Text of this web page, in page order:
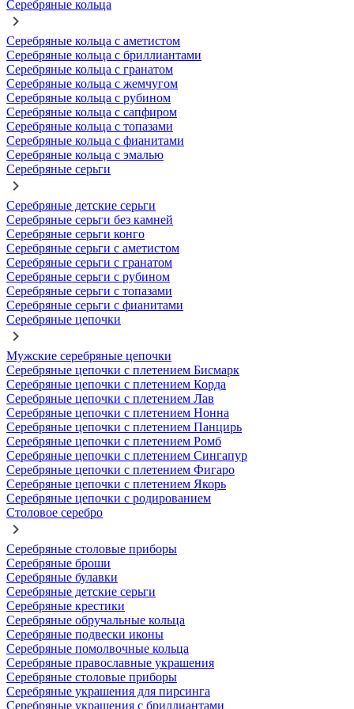
Серебряные кольца
Серебряные кольца с аметистом
Серебряные кольца с бриллиантами
Серебряные кольца с гранатом
Серебряные кольца с жемчугом
Серебряные кольца с рубином
Серебряные кольца с сапфиром
Серебряные кольца с топазами
Серебряные кольца с фианитами
Серебряные кольца с эмалью
Серебряные серьги
Серебряные детские серьги
Серебряные серьги без камней
Серебряные серьги конго
Серебряные серьги с аметистом
Серебряные серьги с гранатом
Серебряные серьги с рубином
Серебряные серьги с топазами
Серебряные серьги с фианитами
Серебряные цепочки
Мужские серебряные цепочки
Серебряные цепочки с плетением Бисмарк
Серебряные цепочки с плетением Корда
Серебряные цепочки с плетением Лав
Серебряные цепочки с плетением Нонна
Серебряные цепочки с плетением Панцирь
Серебряные цепочки с плетением Ромб
Серебряные цепочки с плетением Сингапур
Серебряные цепочки с плетением Фигаро
Серебряные цепочки с плетением Якорь
Серебряные цепочки с родированием
Столовое серебро
Серебряные столовые приборы
Серебряные броши
Серебряные булавки
Серебряные детские серьги
Серебряные крестики
Серебряные обручальные кольца
Серебряные подвески иконы
Серебряные помолвочные кольца
Серебряные православные украшения
Серебряные столовые приборы
Серебряные украшения для пирсинга
Серебряные украшения с бриллиантами